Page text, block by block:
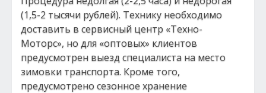
(1,5-2 тысячи рублей). Технику необходимо
доставить в сервисный центр «Техно-
Моторс», но для «оптовых» клиентов
предусмотрен выезд специалиста на место
зимовки транспорта. Кроме того,
предусмотрено сезонное хранение